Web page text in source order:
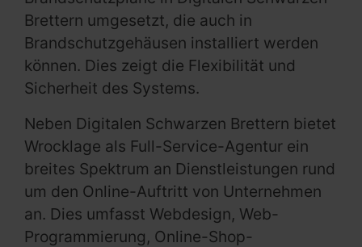
Brettern umgesetzt, die auch in
Brandschutzgehäusen installiert werden
können. Dies zeigt die Flexibilität und
Sicherheit des Systems.
Neben Digitalen Schwarzen Brettern bietet
Wrocklage als Full-Service-Agentur ein
breites Spektrum an Dienstleistungen rund
um den Online-Auftritt von Unternehmen
an. Dies umfasst Webdesign, Web-
Programmierung, Online-Shop-